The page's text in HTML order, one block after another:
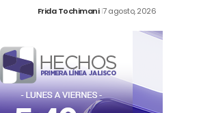
Frida Tochimani 7 agosto, 2026